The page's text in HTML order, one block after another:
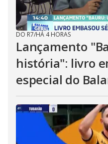
DO R7/HÁ 4 HORAS
Lançamento
história": livro
especial do